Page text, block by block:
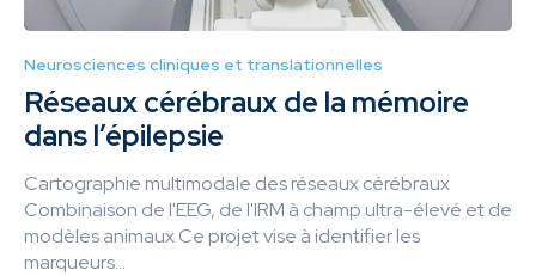
Neurosciences cliniques et translationnelles
Réseaux cérébraux de la mémoire
dans l’épilepsie
Cartographie multimodale des réseaux cérébraux
Combinaison de l'EEG, de l'IRM à champ ultra-élevé et de
modèles animaux Ce projet vise à identifier les
marqueurs...